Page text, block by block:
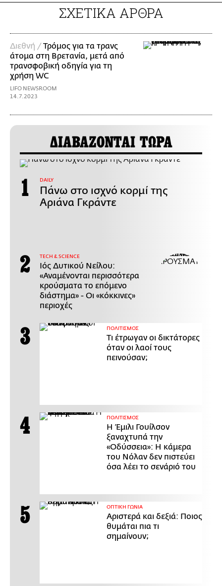
ΣΧΕΤΙΚΑ ΑΡΘΡΑ
Διεθνή /Τρόμος για τα τρανς
άτομα στη Βρετανία, μετά από
τρανσφοβική οδηγία για τη
χρήση WC
LIFO NEWSROOM
14.7.2023
ΔΙΑΒΑΖΟΝΤΑΙ ΤΩΡΑ
DAILY
Πάνω στο ισχνό κορμί της
Αριάνα Γκράντε
ΤECH & SCIENCE
Ιός Δυτικού Νείλου:
«Αναμένονται περισσότερα
κρούσματα το επόμενο
διάστημα» - Οι «κόκκινες»
περιοχές
ΠΟΛΙΤΙΣΜΟΣ
Τι έτρωγαν οι δικτάτορες
όταν οι λαοί τους
πεινούσαν;
ΠΟΛΙΤΙΣΜΟΣ
Η Έμιλι Γουίλσον
ξαναχτυπά την
«Οδύσσεια»: Η κάμερα
του Νόλαν δεν πιστεύει
όσα λέει το σενάριό του
ΟΠΤΙΚΗ ΓΩΝΙΑ
Αριστερά και δεξιά: Ποιος
θυμάται πια τι
σημαίνουν;